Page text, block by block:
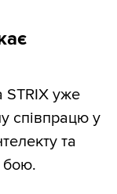
STRIX уже
співпрацю у
та
бою.